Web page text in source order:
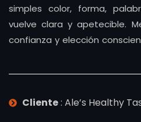
simples color, forma,
vuelve clara y apetecible.
confianza y elección
Cliente: Ale’s Healthy